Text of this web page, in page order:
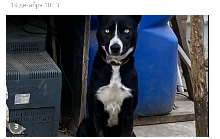
19 декабря 10:33
3